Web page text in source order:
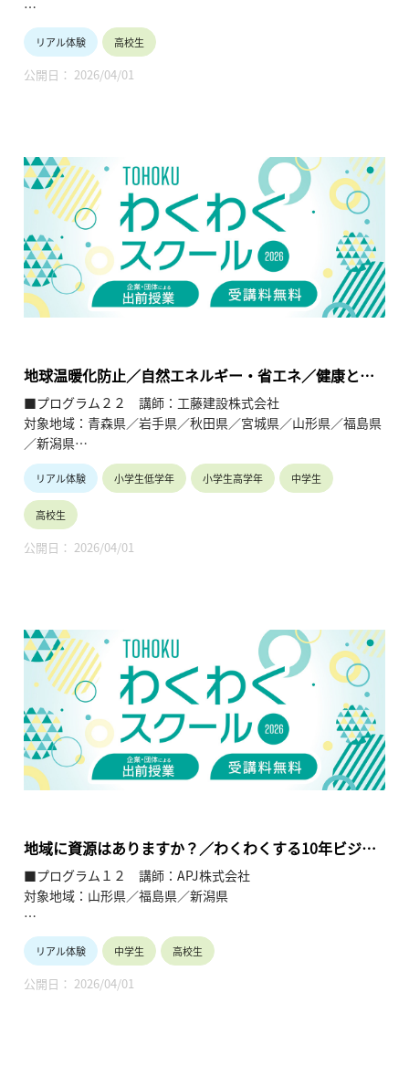
【テーマ】
社会を支える鉄
【内容】
する。
【TOHOKUわくわくスクール】主催：公益財団法人東北活性化
研究センター（https://www.kasseiken.jp/）
東北6県ならびに新潟県の小学生・中学生・高校生を対象と
し、当地域に所在し活躍している様々な分野の企業や団体とを
繋ぐ出前授業です。学問の面白さ・楽しさに触れつつ、地元の
企業や団体の活動内容に触れることで、地元の地域社会・産業
リアル体験 高校生
公開日： 2026/04/01
地球温暖化防止／自然エネルギー・省エネ／健康と住
宅
■プログラム２２ 講師：工藤建設株式会社
対象地域：青森県／岩手県／秋田県／宮城県／山形県／福島県
／新潟県
【テーマ】
・地球温暖化防止
・自然エネルギー、省エネ
・健康と住宅
【TOHOKUわくわくスクール】主催：公益財団法人東北活性化
研究センター（https://www.kasseiken.jp/）
東北6県ならびに新潟県の小学生・中学生・高校生を対象と
し、当地域に所在し活躍している様々な分野の企業や団体とを
繋ぐ出前授業です。学問の面白さ・楽しさに触れつつ、地元の
企業や団体の活動内容に触れることで、地元の地域社会・産業
の理解を深めると共に、将来の選択肢の参考としてもらうこと
リアル体験 小学生低学年 小学生高学年 中学生
高校生
公開日： 2026/04/01
地域に資源はありますか？／わくわくする10年ビジョ
ンの作り方
■プログラム１２ 講師：APJ株式会社
対象地域：山形県／福島県／新潟県
【テーマ】
①地域に資源はありますか？（地域資源への考え方・創業）
②わくわくする10年ビジョンの作り方（モチベーションup）
リアル体験 中学生 高校生
公開日： 2026/04/01